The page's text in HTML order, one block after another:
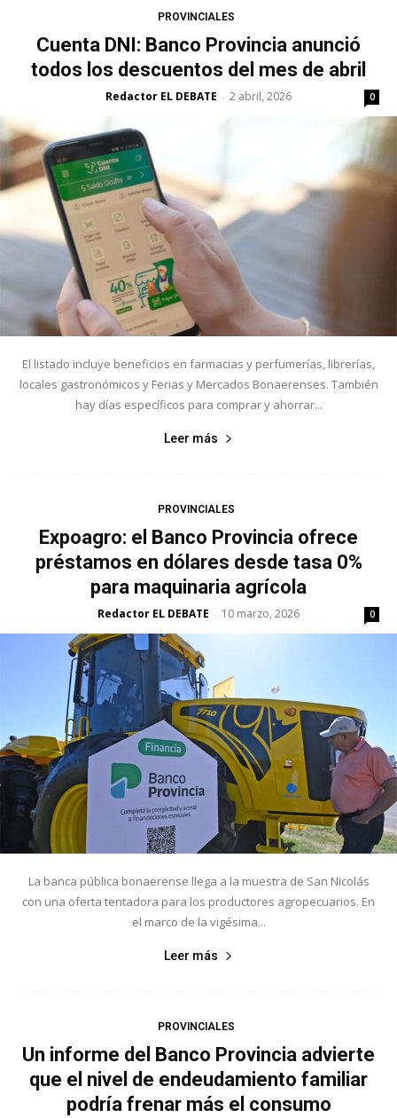
PROVINCIALES
Cuenta DNI: Banco Provincia anunció
todos los descuentos del mes de abril
Redactor EL DEBATE - 2 abril, 2026 0
El listado incluye beneficios en farmacias y perfumerías, librerías,
locales gastronómicos y Ferias y Mercados Bonaerenses. También
hay días específicos para comprar y ahorrar...
Leer más
PROVINCIALES
Expoagro: el Banco Provincia ofrece
préstamos en dólares desde tasa 0%
para maquinaria agrícola
Redactor EL DEBATE - 10 marzo, 2026 0
La banca pública bonaerense llega a la muestra de San Nicolás
con una oferta tentadora para los productores agropecuarios. En
el marco de la vigésima...
Leer más
PROVINCIALES
Un informe del Banco Provincia advierte
que el nivel de endeudamiento familiar
podría frenar más el consumo